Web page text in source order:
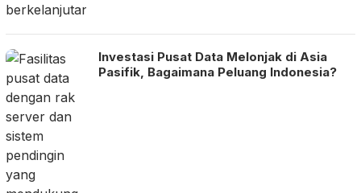
Investasi Pusat Data Melonjak di Asia
Pasifik, Bagaimana Peluang Indonesia?